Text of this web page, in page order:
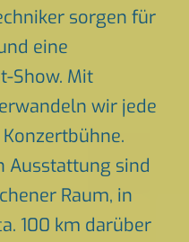
sorgen für
eine
Show. Mit
wir jede
Ausstattung sind
Raum, in
100 km darüber